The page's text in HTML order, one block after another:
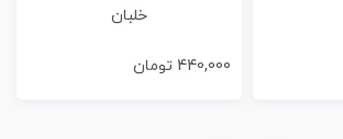
خلبان
440,000 تومان